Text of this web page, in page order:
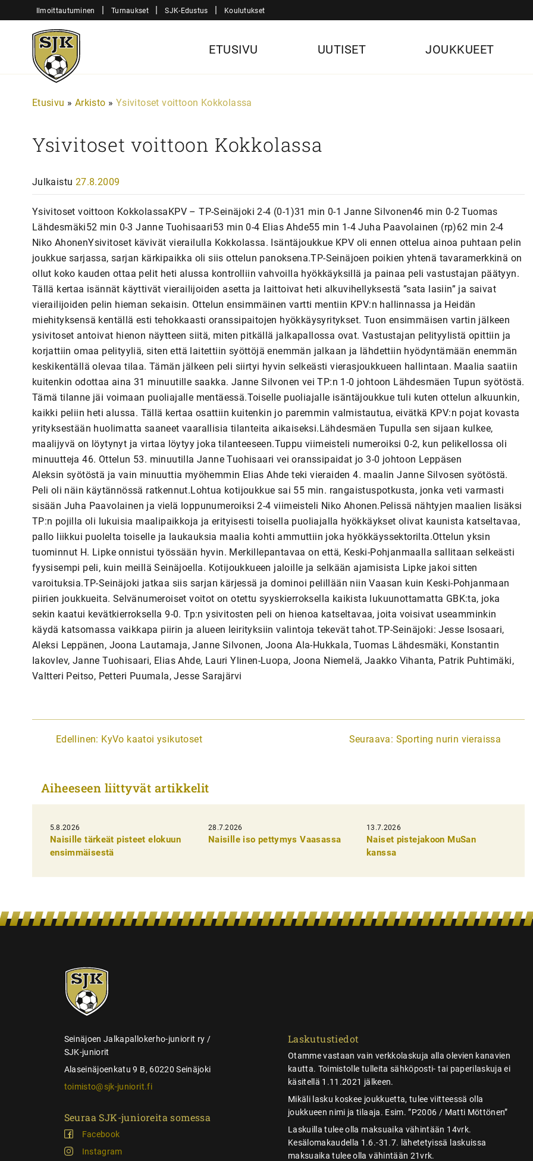
sisältöön
Ilmoittautuminen | Turnaukset | SJK-Edustus | Koulutukset
Sjk-
Juniorit
ETUSIVU UUTISET JOUKKUEET
Etusivu » Arkisto » Ysivitoset voittoon Kokkolassa
Ysivitoset voittoon Kokkolassa
Julkaistu 27.8.2009
Ysivitoset voittoon KokkolassaKPV – TP-Seinäjoki 2-4 (0-1)31 min 0-1 Janne Silvonen46 min 0-2 Tuomas
Lähdesmäki52 min 0-3 Janne Tuohisaari53 min 0-4 Elias Ahde55 min 1-4 Juha Paavolainen (rp)62 min 2-4
Niko AhonenYsivitoset kävivät vierailulla Kokkolassa. Isäntäjoukkue KPV oli ennen ottelua ainoa puhtaan pelin
joukkue sarjassa, sarjan kärkipaikka oli siis ottelun panoksena.TP-Seinäjoen poikien yhtenä tavaramerkkinä on
ollut koko kauden ottaa pelit heti alussa kontrolliin vahvoilla hyökkäyksillä ja painaa peli vastustajan päätyyn.
Tällä kertaa isännät käyttivät vierailijoiden asetta ja laittoivat heti alkuvihellyksestä ”sata lasiin” ja saivat
vierailijoiden pelin hieman sekaisin. Ottelun ensimmäinen vartti mentiin KPV:n hallinnassa ja Heidän
miehityksensä kentällä esti tehokkaasti oranssipaitojen hyökkäysyritykset. Tuon ensimmäisen vartin jälkeen
ysivitoset antoivat hienon näytteen siitä, miten pitkällä jalkapallossa ovat. Vastustajan pelityylistä opittiin ja
korjattiin omaa pelityyliä, siten että laitettiin syöttöjä enemmän jalkaan ja lähdettiin hyödyntämään enemmän
keskikentällä olevaa tilaa. Tämän jälkeen peli siirtyi hyvin selkeästi vierasjoukkueen hallintaan. Maalia saatiin
kuitenkin odottaa aina 31 minuutille saakka. Janne Silvonen vei TP:n 1-0 johtoon Lähdesmäen Tupun syötöstä.
Tämä tilanne jäi voimaan puoliajalle mentäessä.Toiselle puoliajalle isäntäjoukkue tuli kuten ottelun alkuunkin,
kaikki peliin heti alussa. Tällä kertaa osattiin kuitenkin jo paremmin valmistautua, eivätkä KPV:n pojat kovasta
yrityksestään huolimatta saaneet vaarallisia tilanteita aikaiseksi.Lähdesmäen Tupulla sen sijaan kulkee,
maalijyvä on löytynyt ja virtaa löytyy joka tilanteeseen.Tuppu viimeisteli numeroiksi 0-2, kun pelikellossa oli
minuutteja 46. Ottelun 53. minuutilla Janne Tuohisaari vei oranssipaidat jo 3-0 johtoon Leppäsen
Aleksin syötöstä ja vain minuuttia myöhemmin Elias Ahde teki vieraiden 4. maalin Janne Silvosen syötöstä.
Peli oli näin käytännössä ratkennut.Lohtua kotijoukkue sai 55 min. rangaistuspotkusta, jonka veti varmasti
sisään Juha Paavolainen ja vielä loppunumeroiksi 2-4 viimeisteli Niko Ahonen.Pelissä nähtyjen maalien lisäksi
TP:n pojilla oli lukuisia maalipaikkoja ja erityisesti toisella puoliajalla hyökkäykset olivat kaunista katseltavaa,
pallo liikkui puolelta toiselle ja laukauksia maalia kohti ammuttiin joka hyökkäyssektorilta.Ottelun yksin
tuominnut H. Lipke onnistui työssään hyvin. Merkillepantavaa on että, Keski-Pohjanmaalla sallitaan selkeästi
fyysisempi peli, kuin meillä Seinäjoella. Kotijoukkueen jaloille ja selkään ajamisista Lipke jakoi sitten
varoituksia.TP-Seinäjoki jatkaa siis sarjan kärjessä ja dominoi pelillään niin Vaasan kuin Keski-Pohjanmaan
piirien joukkueita. Selvänumeroiset voitot on otettu syyskierroksella kaikista lukuunottamatta GBK:ta, joka
sekin kaatui kevätkierroksella 9-0. Tp:n ysivitosten peli on hienoa katseltavaa, joita voisivat useamminkin
käydä katsomassa vaikkapa piirin ja alueen leirityksiin valintoja tekevät tahot.TP-Seinäjoki: Jesse Isosaari,
Aleksi Leppänen, Joona Lautamaja, Janne Silvonen, Joona Ala-Hukkala, Tuomas Lähdesmäki, Konstantin
Iakovlev, Janne Tuohisaari, Elias Ahde, Lauri Ylinen-Luopa, Joona Niemelä, Jaakko Vihanta, Patrik Puhtimäki,
Valtteri Peitso, Petteri Puumala, Jesse Sarajärvi
A
i
k
e
n
Edellinen: KyVo kaatoi ysikutoset Seuraava: Sporting nurin vieraissa
Aiheeseen liittyvät artikkelit
5.8.2026
Naisille tärkeät pisteet elokuun
ensimmäisestä
28.7.2026
Naisille iso pettymys Vaasassa
13.7.2026
Naiset pistejakoon MuSan
kanssa
SJK-
juniorit
Seinäjoen Jalkapallokerho-juniorit ry /
SJK-juniorit
Alaseinäjoenkatu 9 B, 60220 Seinäjoki
toimisto@sjk-juniorit.fi
Seuraa SJK-junioreita somessa
Facebook
Instagram
Laskutustiedot
Otamme vastaan vain verkkolaskuja alla olevien kanavien
kautta. Toimistolle tulleita sähköposti- tai paperilaskuja ei
käsitellä 1.11.2021 jälkeen.
Mikäli lasku koskee joukkuetta, tulee viitteessä olla
joukkueen nimi ja tilaaja. Esim. ”P2006 / Matti Möttönen”
Laskuilla tulee olla maksuaika vähintään 14vrk.
Kesälomakaudella 1.6.-31.7. lähetetyissä laskuissa
maksuaika tulee olla vähintään 21vrk.